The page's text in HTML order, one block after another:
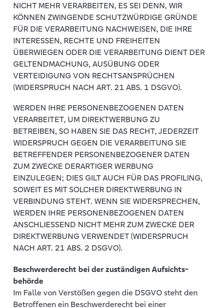
NICHT MEHR VERARBEITEN, ES SEI DENN, WIR
KÖNNEN ZWINGENDE SCHUTZWÜRDIGE GRÜNDE
FÜR DIE VERARBEITUNG NACHWEISEN, DIE IHRE
INTERESSEN, RECHTE UND FREIHEITEN
ÜBERWIEGEN ODER DIE VERARBEITUNG DIENT DER
GELTENDMACHUNG, AUSÜBUNG ODER
VERTEIDIGUNG VON RECHTSANSPRÜCHEN
(WIDERSPRUCH NACH ART. 21 ABS. 1 DSGVO).
WERDEN IHRE PERSONENBEZOGENEN DATEN
VERARBEITET, UM DIREKTWERBUNG ZU
BETREIBEN, SO HABEN SIE DAS RECHT, JEDERZEIT
WIDERSPRUCH GEGEN DIE VERARBEITUNG SIE
BETREFFENDER PERSONENBEZOGENER DATEN
ZUM ZWECKE DERARTIGER WERBUNG
EINZULEGEN; DIES GILT AUCH FÜR DAS PROFILING,
SOWEIT ES MIT SOLCHER DIREKTWERBUNG IN
VERBINDUNG STEHT. WENN SIE WIDERSPRECHEN,
WERDEN IHRE PERSONENBEZOGENEN DATEN
ANSCHLIESSEND NICHT MEHR ZUM ZWECKE DER
DIREKTWERBUNG VERWENDET (WIDERSPRUCH
NACH ART. 21 ABS. 2 DSGVO).
Beschwerderecht bei der zuständigen Aufsichts­
behörde
Im Falle von Verstößen gegen die DSGVO steht den
Betroffenen ein Beschwerderecht bei einer